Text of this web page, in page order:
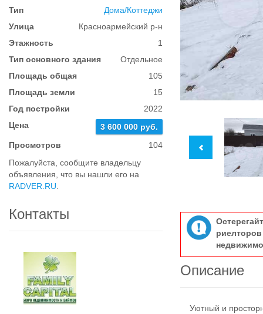
Тип
Дома/Коттеджи
Улица
Красноармейский р-н
Этажность
1
Тип основного здания
Отдельное
Площадь общая
105
Площадь земли
15
Год постройки
2022
Цена
3 600 000 руб.
Просмотров
104
Пожалуйста, сообщите владельцу
объявления, что вы нашли его на
RADVER.RU
Контакты
Описание
Уютный и